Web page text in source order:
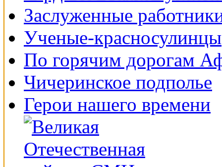
Заслуженные
Ученые-красносулинцы
По горячим дорогам
Чичеринское подполье
Герои нашего времени